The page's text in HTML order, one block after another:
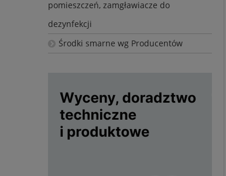
pomieszczeń, zamgławiacze do
dezynfekcji
Środki smarne wg Producentów